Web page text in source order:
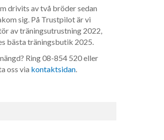
drivits av två bröder sedan
sig. På Trustpilot är vi
av träningsutrustning 2022,
bästa träningsbutik 2025.
Ring 08-854 520 eller
oss via kontaktsidan.